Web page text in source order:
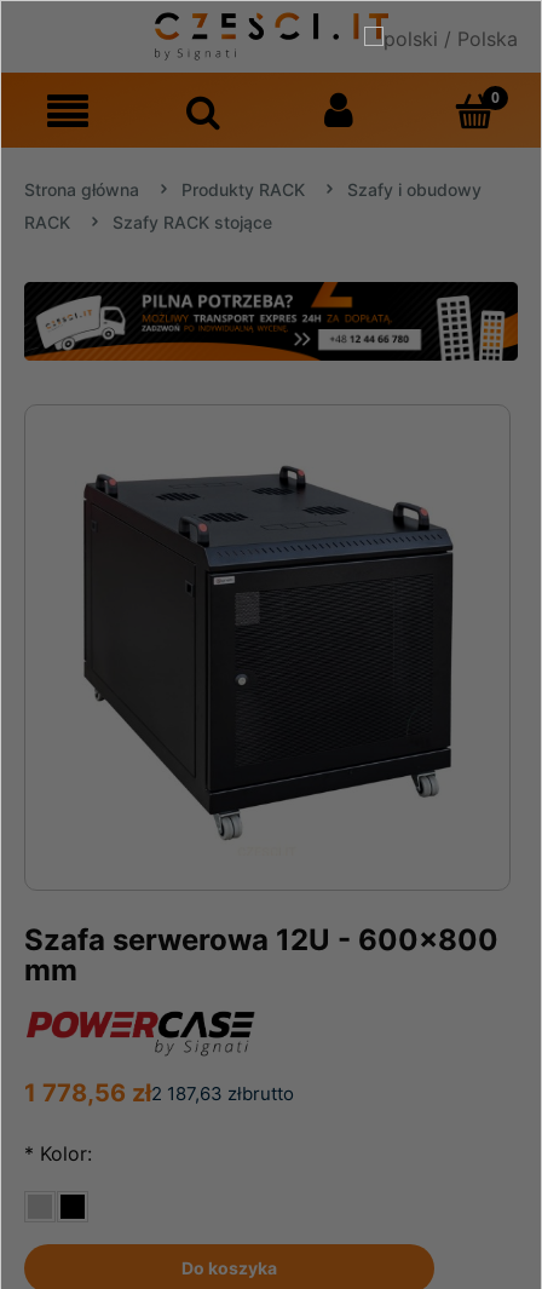
Strona główna Produkty RACK
Szafy i obudowy
RACK
Szafy RACK stojące
Szafa serwerowa 12U - 600x800
mm
brutto
2 187,63 zł
1 778,56 zł
* Kolor:
Do koszyka